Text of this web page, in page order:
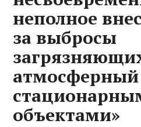
неполное
за выбросы
атмосферный
объектами»